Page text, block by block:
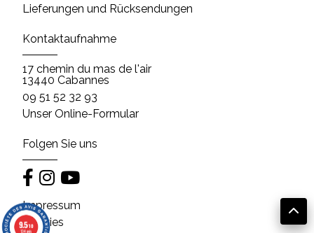
Lieferungen und Rücksendungen
Kontaktaufnahme
17 chemin du mas de l'air
13440 Cabannes
09 51 52 32 93
Unser Online-Formular
Folgen Sie uns
Impressum
Cookies
9.5/10
134 avis